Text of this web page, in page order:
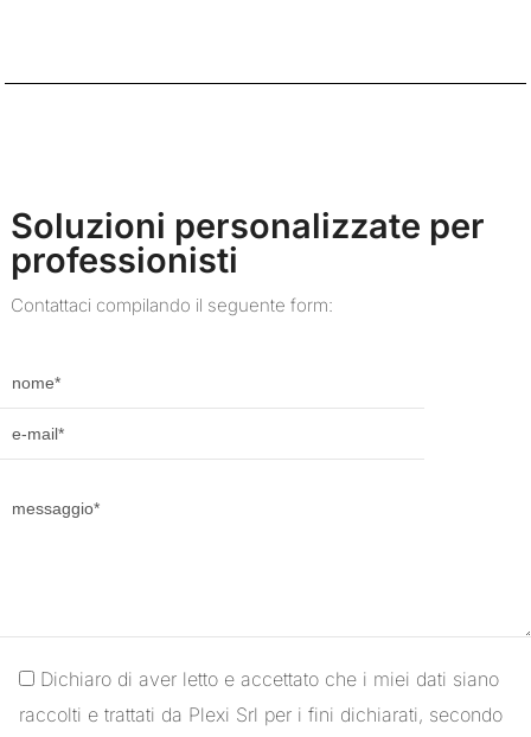
Soluzioni personalizzate per
professionisti
Contattaci compilando il seguente form:
Dichiaro di aver letto e accettato che i miei dati siano
raccolti e trattati da Plexi Srl per i fini dichiarati, secondo